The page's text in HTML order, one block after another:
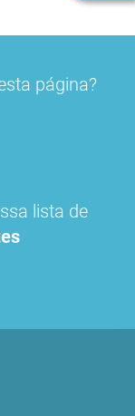
página?
lista de